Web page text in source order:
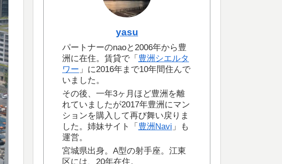
yasu
パートナーのnaoと2006年から豊
洲に在住。賃貸で「 豊洲シエルタ
ワー 」に2016年まで10年間住んで
いました。
その後、一年3ヶ月ほど豊洲を離
れていましたが2017年豊洲にマン
ションを購入して再び舞い戻りま
した。姉妹サイト「 豊洲Navi 」も
運営。
宮城県出身。A型の射手座。江東
区には、20年在住。